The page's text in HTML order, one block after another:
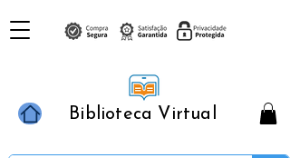
Biblioteca Virtual